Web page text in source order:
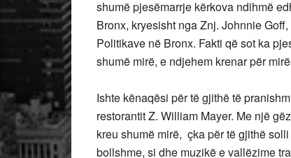
shumë pjesëmarrje kërkova ndihmë
Bronx, kryesisht nga Znj. Johnnie
Politikave në Bronx. Fakti që sot ka
shumë mirë, e ndjehem krenar për
Ishte kënaqësi për të gjithë të
restorantit Z. William Mayer. Me një
kreu shumë mirë, çka për të gjithë
bollshme, si dhe muzikë e vallëzime